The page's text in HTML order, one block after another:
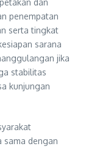
dan
penempatan
serta tingkat
sarana
jika
stabilitas
kunjungan
sama dengan